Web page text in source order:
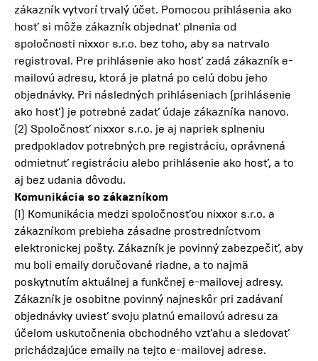
zákazník vytvorí trvalý účet. Pomocou prihlásenia ako
hosť si môže zákazník objednať plnenia od
spoločnosti nixxor s.r.o. bez toho, aby sa natrvalo
registroval. Pre prihlásenie ako hosť zadá zákazník e-
mailovú adresu, ktorá je platná po celú dobu jeho
objednávky. Pri následných prihláseniach (prihlásenie
ako hosť) je potrebné zadať údaje zákazníka nanovo.
(2) Spoločnosť nixxor s.r.o. je aj napriek splneniu
predpokladov potrebných pre registráciu, oprávnená
odmietnuť registráciu alebo prihlásenie ako hosť, a to
aj bez udania dôvodu.
Komunikácia so zákazníkom
(1) Komunikácia medzi spoločnosťou nixxor s.r.o. a
zákazníkom prebieha zásadne prostredníctvom
elektronickej pošty. Zákazník je povinný zabezpečiť, aby
mu boli emaily doručované riadne, a to najmä
poskytnutím aktuálnej a funkčnej e-mailovej adresy.
Zákazník je osobitne povinný najneskôr pri zadávaní
objednávky uviesť svoju platnú emailovú adresu za
účelom uskutočnenia obchodného vzťahu a sledovať
prichádzajúce emaily na tejto e-mailovej adrese.